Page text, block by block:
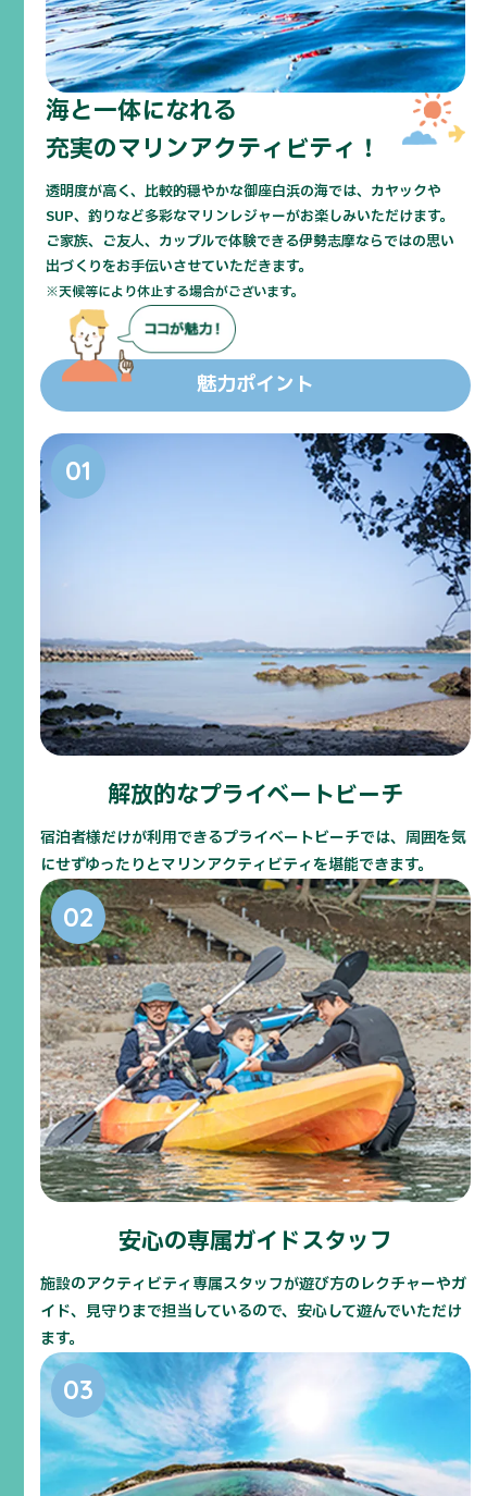
海と一体になれる
充実のマリンアクティビティ！
透明度が高く、比較的穏やかな御座白浜の海では、カヤックや
SUP、釣りなど多彩なマリンレジャーがお楽しみいただけます。
ご家族、ご友人、カップルで体験できる伊勢志摩ならではの思い
出づくりをお手伝いさせていただきます。
※天候等により休止する場合がございます。
魅力ポイント
解放的なプライベートビーチ
宿泊者様だけが利用できるプライベートビーチでは、周囲を気
にせずゆったりとマリンアクティビティを堪能できます。
安心の専属ガイドスタッフ
施設のアクティビティ専属スタッフが遊び方のレクチャーやガ
イド、見守りまで担当しているので、安心して遊んでいただけ
ます。
クリアカヤックの
天然水族館ツアー
透き通ったカヤック越しに水中の様子をじっくり楽
しむツアーです。透明度の高い御座の海ならではの
ガイド付きカヤック
知識豊富なインストラクターによるガイド付きカヤ
ックツアー。カヤック未経験の方も安心して御座の
カヤックで行く
秘境の浜のシュノーケルツアー
誰も行けない秘境の浜へカヤックで出発！秘境の浜
からはシュノーケルで透明度抜群の御座の海のお魚
天国にご案内します。 添付使用希望
青の洞窟ツアー
現れない現地スタッフだけが知る神秘的な海上洞窟
を目指すツアーです。